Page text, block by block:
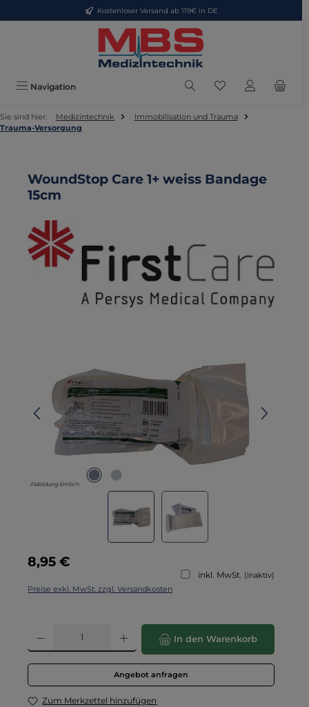
Zum Hauptinhalt springenKostenloser Versand ab 119€ in DE
Navigation Du hast 0
Sie sind hier: Medizintechnik
Immobilisation und Trauma
Trauma-Versorgung
WoundStop Care 1+ weiss Bandage
15cm
Abbildung ähnlich
Regulärer Preis:
8,95 €
inkl. MwSt. (inaktiv)
Preise exkl. MwSt. zzgl. Versandkosten
Produkt Anzahl: Gib den gewünschten Wert ein oder benutze die
In den Warenkorb
Angebot anfragen
Zum Merkzettel hinzufügen